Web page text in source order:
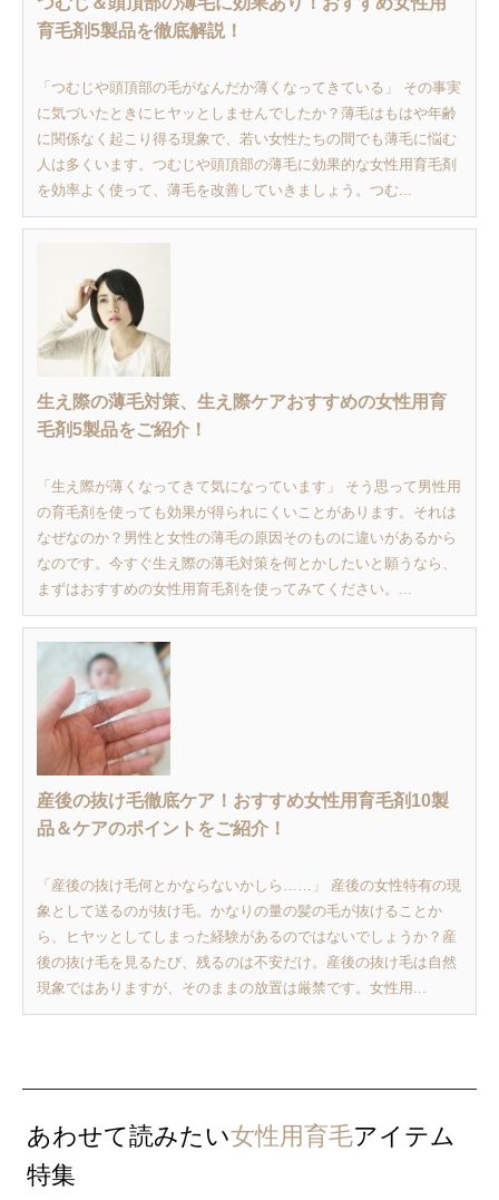
育毛剤5製品を徹底解説！
「つむじや頭頂部の毛がなんだか薄くなってきている」 その事実
に気づいたときにヒヤッとしませんでしたか？薄毛はもはや年齢
に関係なく起こり得る現象で、若い女性たちの間でも薄毛に悩む
人は多くいます。つむじや頭頂部の薄毛に効果的な女性用育毛剤
を効率よく使って、薄毛を改善していきましょう。つむ...
生え際の薄毛対策、生え際ケアおすすめの女性用育
毛剤5製品をご紹介！
「生え際が薄くなってきて気になっています」 そう思って男性用
の育毛剤を使っても効果が得られにくいことがあります。それは
なぜなのか？男性と女性の薄毛の原因そのものに違いがあるから
なのです。今すぐ生え際の薄毛対策を何とかしたいと願うなら、
まずはおすすめの女性用育毛剤を使ってみてください。...
産後の抜け毛徹底ケア！おすすめ女性用育毛剤10製
品＆ケアのポイントをご紹介！
「産後の抜け毛何とかならないかしら……」 産後の女性特有の現
象として送るのが抜け毛。かなりの量の髪の毛が抜けることか
ら、ヒヤッとしてしまった経験があるのではないでしょうか？産
後の抜け毛を見るたび、残るのは不安だけ。産後の抜け毛は自然
現象ではありますが、そのままの放置は厳禁です。女性用...
あわせて読みたい女性用育毛アイテム
特集